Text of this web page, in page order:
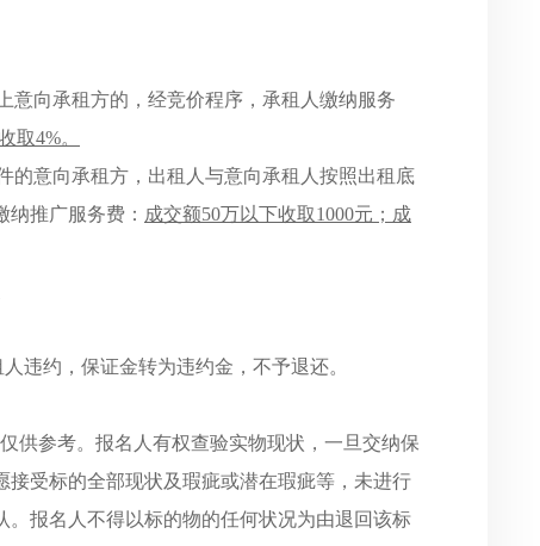
意向承租方的，经竞价程序，承租人缴纳服务
取4%。
的意向承租方，出租人与意向承租人按照出租底
推广服务费： 成交额50万以下收取1000元；成
违约，保证金转为违约金，不予退还。
供参考。报名人有权查验实物现状，一旦交纳保
受标的全部现状及瑕疵或潜在瑕疵等，未进行
报名人不得以标的物的任何状况为由退回该标